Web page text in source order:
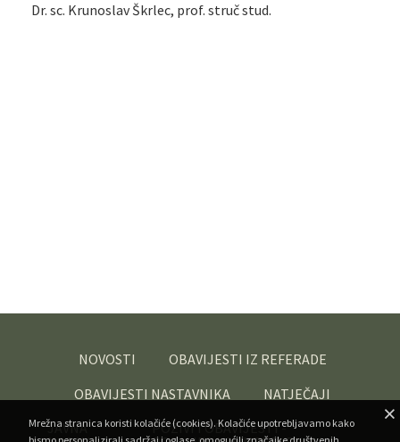
Dr. sc. Krunoslav Škrlec, prof. struč stud.
NOVOSTI
OBAVIJESTI IZ REFERADE
OBAVIJESTI NASTAVNIKA
NATJEČAJI
JAVNA
POZIVI I OBAVIJESTI -
Mrežna stranica koristi kolačiće (cookies). Kolačiće upotrebljavamo kako